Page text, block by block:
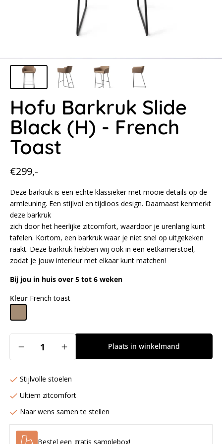
Hofu Barkruk Slide
Black (H) - French
Toast
Normale
prijs
€299,-
Deze barkruk is een echte klassieker met mooie details op de
armleuning. Een stijlvol en tijdloos design. Daarnaast kenmerkt
deze barkruk
zich door het heerlijke zitcomfort, waardoor je urenlang kunt
tafelen. Kortom, een barkruk waar je niet snel op uitgekeken
raakt. Deze barkruk hebben wij ook in een eetkamerstoel,
zodat je jouw interieur met elkaar kunt matchen!
Bij jou in huis over 5 tot 6 weken
Kleur French toast
Aantal
verlagen
Hofu
Barkruk
Black
(H)
-
Aantal
verhogen
Hofu
Barkruk
Black
(H)
Plaats in winkelmand
Stijlvolle stoelen
Ultiem zitcomfort
Naar wens samen te stellen
Bestel een gratis samplebox!